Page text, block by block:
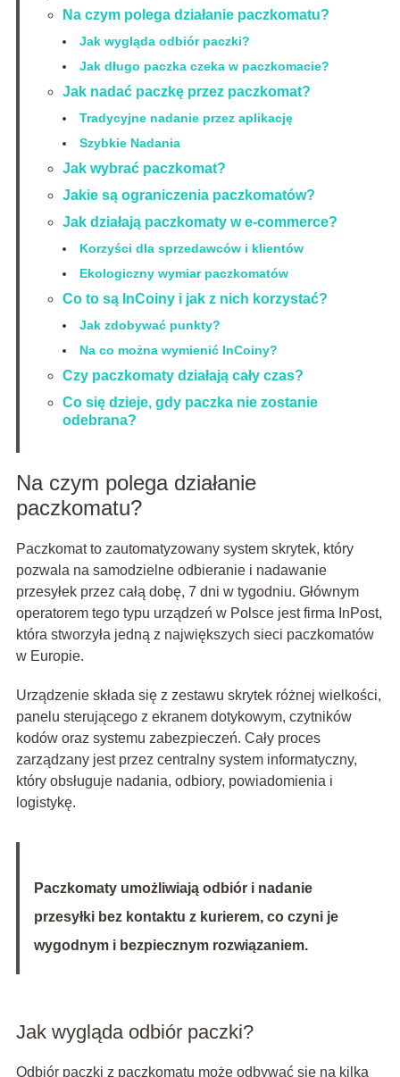
Na czym polega działanie paczkomatu?
Jak wygląda odbiór paczki?
Jak długo paczka czeka w paczkomacie?
Jak nadać paczkę przez paczkomat?
Tradycyjne nadanie przez aplikację
Szybkie Nadania
Jak wybrać paczkomat?
Jakie są ograniczenia paczkomatów?
Jak działają paczkomaty w e-commerce?
Korzyści dla sprzedawców i klientów
Ekologiczny wymiar paczkomatów
Co to są InCoiny i jak z nich korzystać?
Jak zdobywać punkty?
Na co można wymienić InCoiny?
Czy paczkomaty działają cały czas?
Co się dzieje, gdy paczka nie zostanie
odebrana?
Na czym polega działanie
paczkomatu?
Paczkomat to zautomatyzowany system skrytek, który
pozwala na samodzielne odbieranie i nadawanie
przesyłek przez całą dobę, 7 dni w tygodniu. Głównym
operatorem tego typu urządzeń w Polsce jest firma InPost,
która stworzyła jedną z największych sieci paczkomatów
w Europie.
Urządzenie składa się z zestawu skrytek różnej wielkości,
panelu sterującego z ekranem dotykowym, czytników
kodów oraz systemu zabezpieczeń. Cały proces
zarządzany jest przez centralny system informatyczny,
który obsługuje nadania, odbiory, powiadomienia i
logistykę.
Paczkomaty umożliwiają odbiór i nadanie
przesyłki bez kontaktu z kurierem, co czyni je
wygodnym i bezpiecznym rozwiązaniem.
Jak wygląda odbiór paczki?
Odbiór paczki z paczkomatu może odbywać się na kilka